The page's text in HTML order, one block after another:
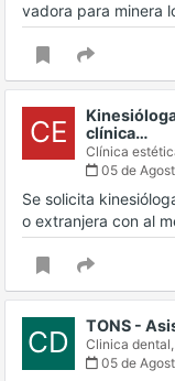
vadora para minera
CE
clínica…
Clínica
05 de
Se solicita
o extranjera con al
CD TONS -
Clinica dental,
05 de